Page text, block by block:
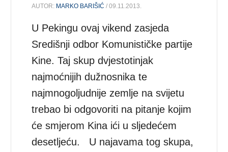
AUTOR: MARKO BARIŠIĆ / 09.11.2013.
U Pekingu ovaj vikend zasjeda
Središnji odbor Komunističke partije
Kine. Taj skup dvjestotinjak
najmoćnijih dužnosnika te
najmnogoljudnije zemlje na svijetu
trebao bi odgovoriti na pitanje kojim
će smjerom Kina ići u sljedećem
desetljeću. U najavama tog skupa,